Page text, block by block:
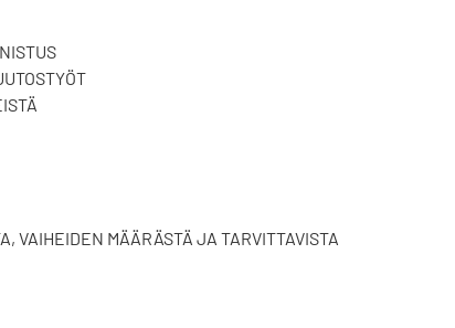
VAIHEIDEN MÄÄRÄSTÄ JA TARVITTAVISTA